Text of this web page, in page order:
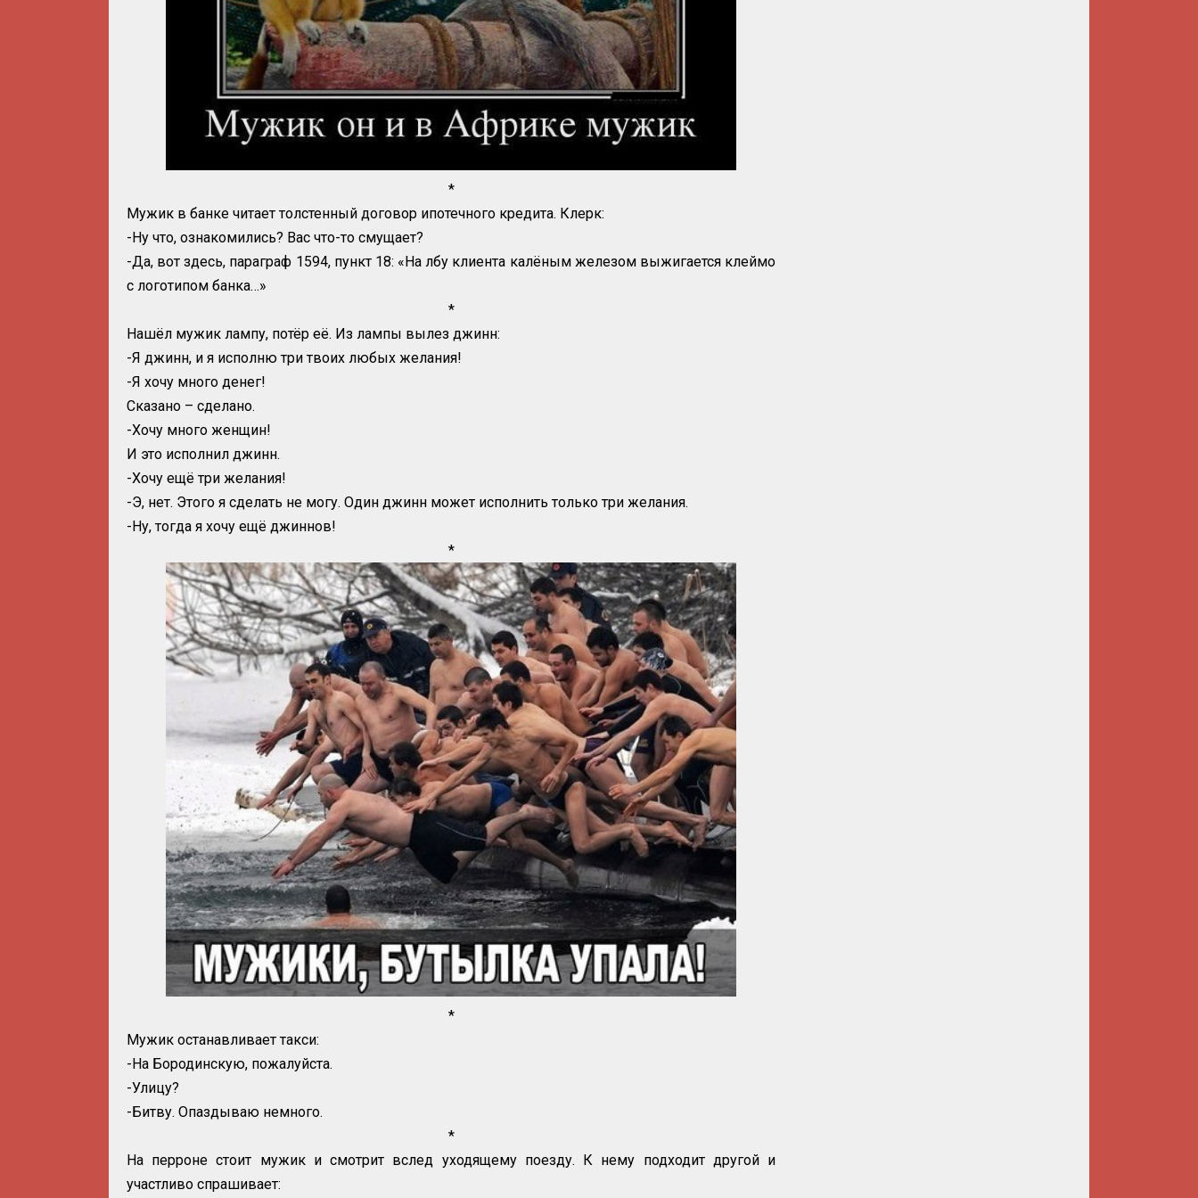
*
Мужик в банке читает толстенный договор ипотечного кредита. Клерк:
-Ну что, ознакомились? Вас что-то смущает?
-Да, вот здесь, параграф 1594, пункт 18: «На лбу клиента калёным железом выжигается клеймо
с логотипом банка…»
*
Нашёл мужик лампу, потёр её. Из лампы вылез джинн:
-Я джинн, и я исполню три твоих любых желания!
-Я хочу много денег!
Сказано – сделано.
-Хочу много женщин!
И это исполнил джинн.
-Хочу ещё три желания!
-Э, нет. Этого я сделать не могу. Один джинн может исполнить только три желания.
-Ну, тогда я хочу ещё джиннов!
*
*
Мужик останавливает такси:
-На Бородинскую, пожалуйста.
-Улицу?
-Битву. Опаздываю немного.
*
На перроне стоит мужик и смотрит вслед уходящему поезду. К нему подходит другой и
участливо спрашивает: